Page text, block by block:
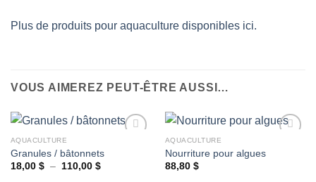
Plus de produits pour aquaculture disponibles ici.
VOUS AIMEREZ PEUT-ÊTRE AUSSI…
AQUACULTURE
Granules / bâtonnets
18,00 $ – 110,00 $Plage
AQUACULTURE
Nourriture pour algues
88,80 $